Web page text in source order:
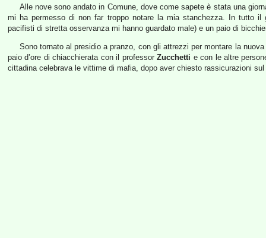
Alle nove sono andato in Comune, dove come sapete è stata una
mi ha permesso di non far troppo notare la mia stanchezza. In tutto
pacifisti di stretta osservanza mi hanno guardato male) e un paio di
Sono tornato al presidio a pranzo, con gli attrezzi per montare la
paio d’ore di chiacchierata con il professorZucchetti e con le altre
cittadina celebrava le vittime di mafia, dopo aver chiesto rassicurazioni